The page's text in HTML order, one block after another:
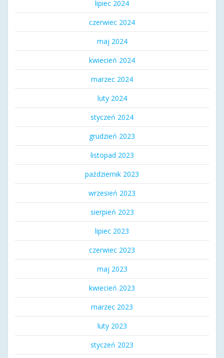
lipiec 2024
czerwiec 2024
maj 2024
kwiecień 2024
marzec 2024
luty 2024
styczeń 2024
grudzień 2023
listopad 2023
październik 2023
wrzesień 2023
sierpień 2023
lipiec 2023
czerwiec 2023
maj 2023
kwiecień 2023
marzec 2023
luty 2023
styczeń 2023